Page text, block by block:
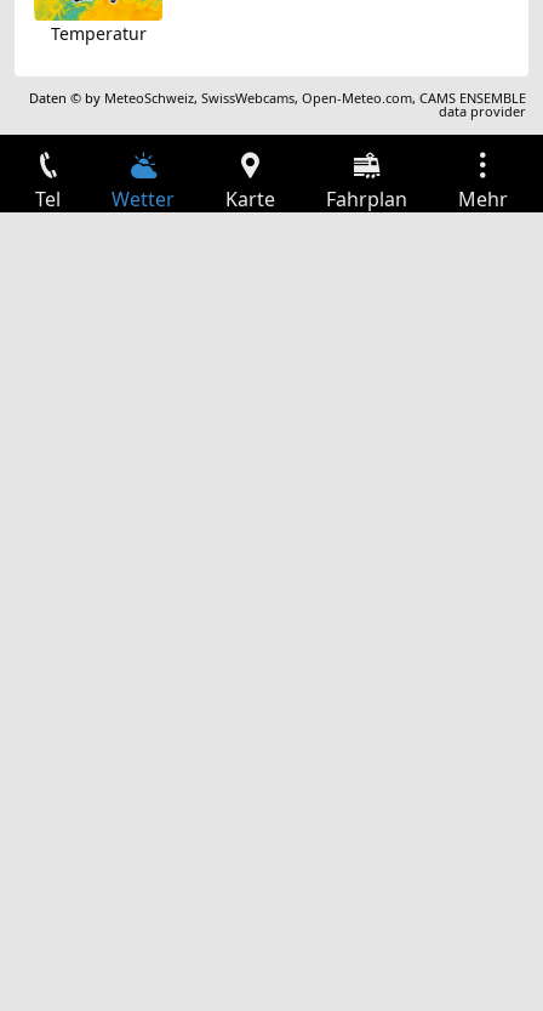
Temperatur
Daten © by MeteoSchweiz,SwissWebcams,Open-Meteo.com,CAMS ENSEMBLE
data provider
Tel Wetter Karte Fahrplan Mehr